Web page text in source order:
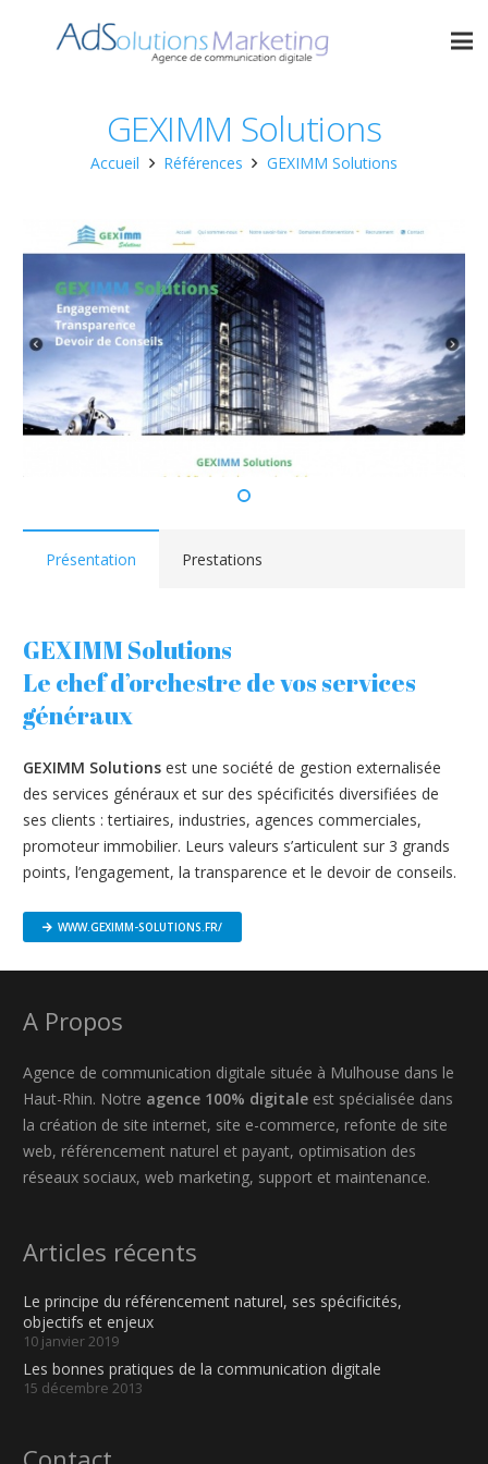
GEXIMM Solutions
Accueil Références GEXIMM Solutions
Présentation Prestations
GEXIMM Solutions
Le chef d’orchestre de vos services
généraux
GEXIMM Solutions est une société de gestion externalisée
des services généraux et sur des spécificités diversifiées de
ses clients : tertiaires, industries, agences commerciales,
promoteur immobilier. Leurs valeurs s’articulent sur 3 grands
points, l’engagement, la transparence et le devoir de conseils.
WWW.GEXIMM-SOLUTIONS.FR/
A Propos
Agence de communication digitale située à Mulhouse dans le
Haut-Rhin. Notre agence 100% digitale est spécialisée dans
la création de site internet, site e-commerce, refonte de site
web, référencement naturel et payant, optimisation des
réseaux sociaux, web marketing, support et maintenance.
Articles récents
Le principe du référencement naturel, ses spécificités,
objectifs et enjeux
10 janvier 2019
Les bonnes pratiques de la communication digitale
15 décembre 2013